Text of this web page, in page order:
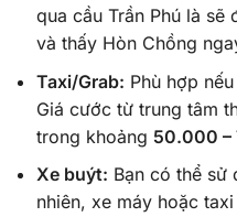
qua cầu Trần Phú là sẽ
và thấy Hòn Chồng
Taxi/Grab: Phù hợp
Giá cước từ trung tâm
trong khoảng 50.000
Xe buýt: Bạn có thể sử
nhiên, xe máy hoặc